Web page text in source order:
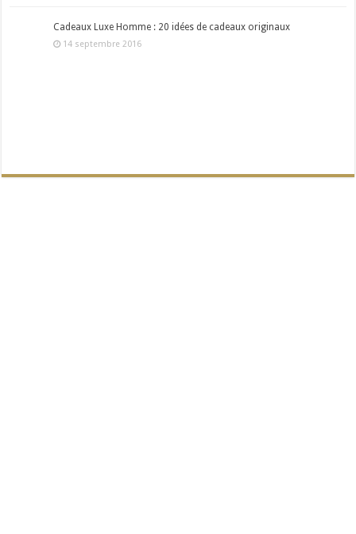
Cadeaux Luxe Homme : 20 idées de cadeaux originaux
14 septembre 2016